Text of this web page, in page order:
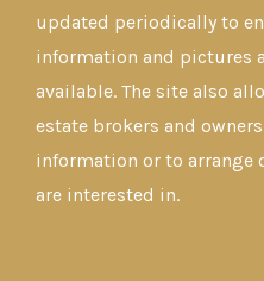
updated periodically to
information and pictures
available. The site also
estate brokers and
information or to arrange
are interested in.